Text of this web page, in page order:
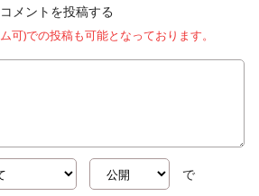
コメントを投稿する
可)での投稿も可能となっております。
で